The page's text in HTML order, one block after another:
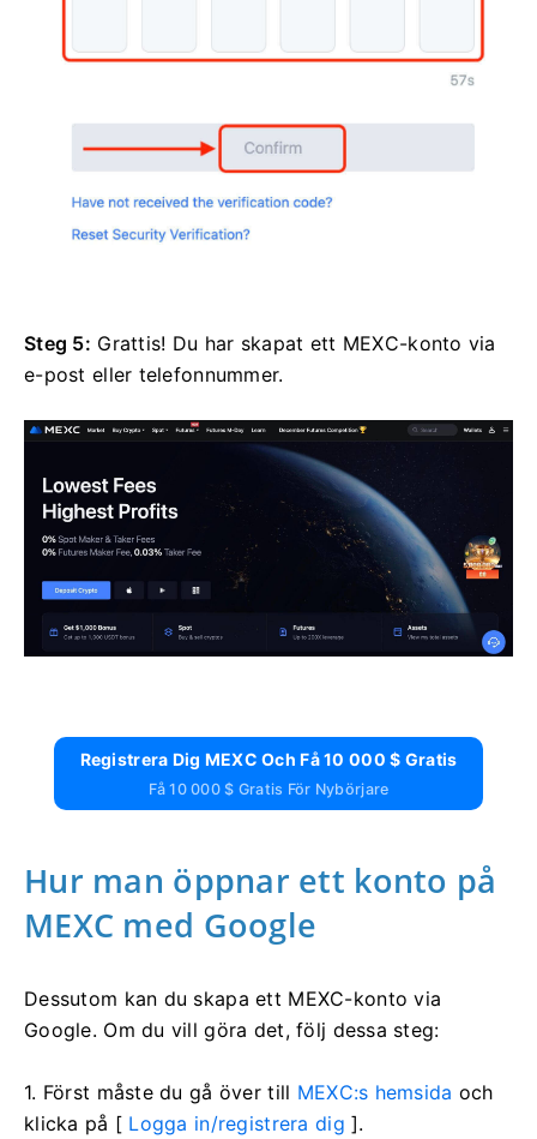
Steg 5: Grattis! Du har skapat ett MEXC-konto via
e-post eller telefonnummer.
Registrera Dig MEXC Och Få 10 000 $ Gratis
Få 10 000 $ Gratis För Nybörjare
Hur man öppnar ett konto på
MEXC med Google
Dessutom kan du skapa ett MEXC-konto via
Google. Om du vill göra det, följ dessa steg:
1. Först måste du gå över till MEXC:s hemsida och
klicka på [ Logga in/registrera dig ].